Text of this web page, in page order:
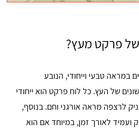
פרקט מעץ?
במראה טבעי וייחודי, הנובע
של העץ. כל לוח פרקט הוא ייחודי
לרצפה מראה אורגני וחם. בנוסף,
ועמיד לאורך זמן, במיוחד אם הוא